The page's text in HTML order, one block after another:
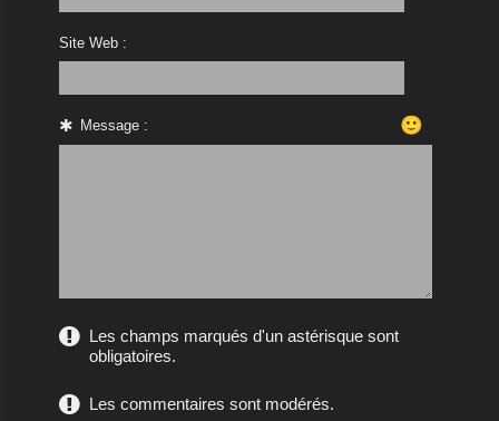
Site Web :
Message : 🙂
Les champs marqués d'un astérisque sont
obligatoires.
Les commentaires sont modérés.